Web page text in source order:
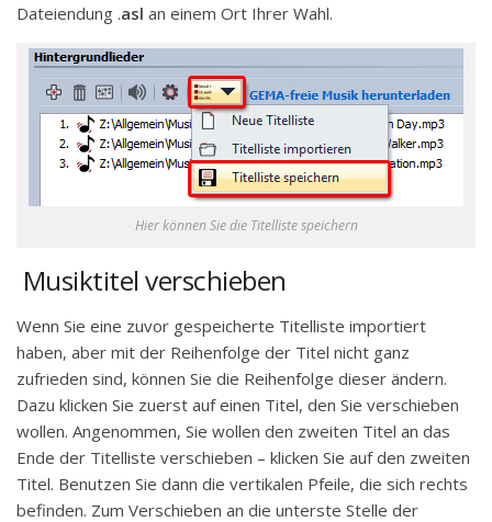
Dateiendung .asl an einem Ort Ihrer Wahl.
Hier können Sie die Titelliste speichern
Musiktitel verschieben
Wenn Sie eine zuvor gespeicherte Titelliste importiert
haben, aber mit der Reihenfolge der Titel nicht ganz
zufrieden sind, können Sie die Reihenfolge dieser ändern.
Dazu klicken Sie zuerst auf einen Titel, den Sie verschieben
wollen. Angenommen, Sie wollen den zweiten Titel an das
Ende der Titelliste verschieben – klicken Sie auf den zweiten
Titel. Benutzen Sie dann die vertikalen Pfeile, die sich rechts
befinden. Zum Verschieben an die unterste Stelle der